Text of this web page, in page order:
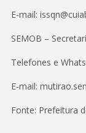
E-mail:
SEMOB –
Telefones e
E-mail:
Fonte: Prefeitura